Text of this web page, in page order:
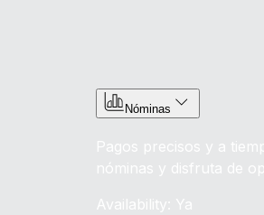
Nóminas
Pagos precisos y a
nóminas y disfruta de
Availability: Ya